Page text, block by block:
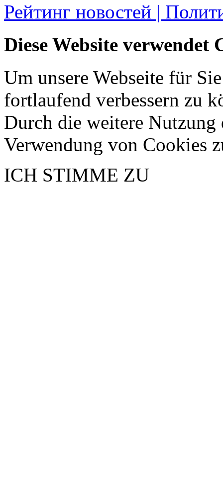
Рейтинг новостей |
Diese Website verwendet
Um unsere Webseite für
fortlaufend verbessern zu
Durch die weitere Nutzung
Verwendung von Cookies
ICH STIMME ZU